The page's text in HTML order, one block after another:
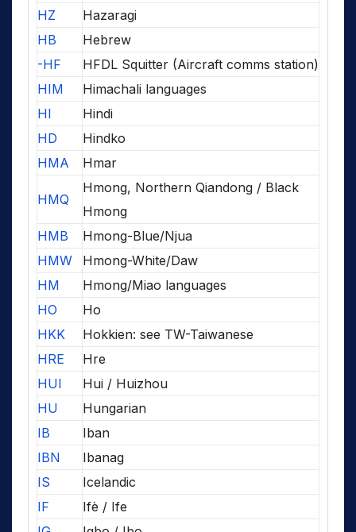
HZ
Hazaragi
HB
Hebrew
-HF
HFDL Squitter (Aircraft comms station)
HIM
Himachali languages
HI
Hindi
HD
Hindko
HMA
Hmar
HMQ
Hmong, Northern Qiandong / Black
Hmong
HMB
Hmong-Blue/Njua
HMW
Hmong-White/Daw
HM
Hmong/Miao languages
HO
Ho
HKK
Hokkien: see TW-Taiwanese
HRE
Hre
HUI
Hui / Huizhou
HU
Hungarian
IB
Iban
IBN
Ibanag
IS
Icelandic
IF
Ifè / Ife